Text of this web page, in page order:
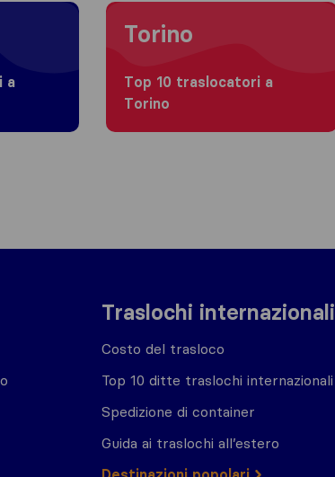
a
Moving to Torino
Torino
Top 10 traslocatori a
Torino
Traslochi internazionali
Costo del trasloco
Top 10 ditte traslochi internazionali
Spedizione di container
Guida ai traslochi all’estero